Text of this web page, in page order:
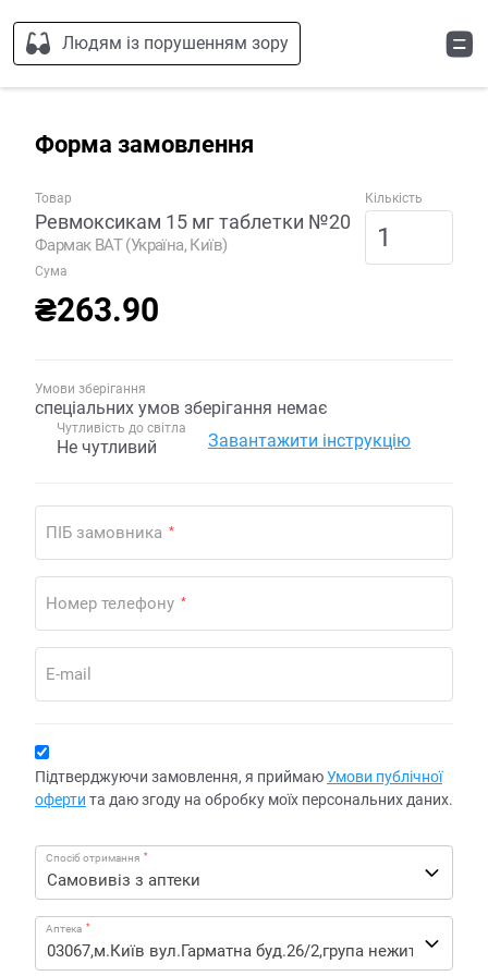
Людям із порушенням зору
Форма замовлення
Товар
Ревмоксикам 15 мг таблетки №20
Фармак ВАТ (Україна, Київ)
Кількість
Сума
₴263.90
Умови зберігання
спеціальних умов зберігання немає
Чутливість до світла
Не чутливий Завантажити інструкцію
ПІБ замовника *
Номер телефону *
E-mail
Підтверджуючи замовлення, я приймаюУмови публічної
оферти та даю згоду на обробку моїх персональних даних.
Спосіб отримання *
Аптека *